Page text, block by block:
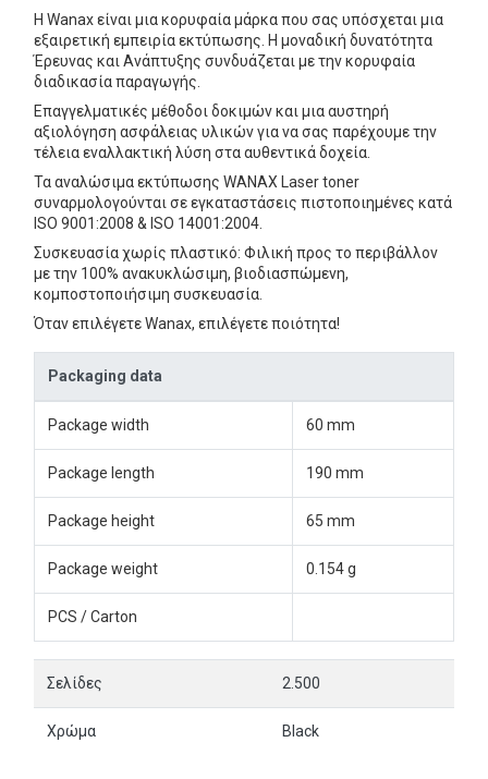
Η Wanax είναι μια κορυφαία μάρκα που σας υπόσχεται μια
εξαιρετική εμπειρία εκτύπωσης. Η μοναδική δυνατότητα
Έρευνας και Ανάπτυξης συνδυάζεται με την κορυφαία
διαδικασία παραγωγής.
Επαγγελματικές μέθοδοι δοκιμών και μια αυστηρή
αξιολόγηση ασφάλειας υλικών για να σας παρέχουμε την
τέλεια εναλλακτική λύση στα αυθεντικά δοχεία.
Τα αναλώσιμα εκτύπωσης WANAX Laser toner
συναρμολογούνται σε εγκαταστάσεις πιστοποιημένες κατά
ISO 9001:2008 & ISO 14001:2004.
Συσκευασία χωρίς πλαστικό: Φιλική προς το περιβάλλον
με την 100% ανακυκλώσιμη, βιοδιασπώμενη,
κομποστοποιήσιμη συσκευασία.
Όταν επιλέγετε Wanax, επιλέγετε ποιότητα!
Packaging data
Package width 60 mm
Package length 190 mm
Package height 65 mm
Package weight 0.154 g
PCS / Carton
Σελίδες 2.500
Χρώμα Black